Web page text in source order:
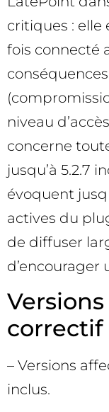
critiques : elle
fois connecté
niveau
concerne
jusqu’à 5.2.7
évoquent
actives du
de diffuser
d’encourager
– Versions
inclus.